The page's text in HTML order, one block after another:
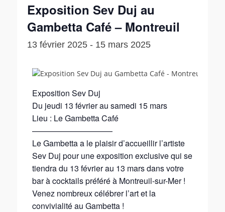
Exposition Sev Duj au
Gambetta Café – Montreuil
13 février 2025 - 15 mars 2025
Exposition Sev Duj
Du jeudi 13 février au samedi 15 mars
Lieu : Le Gambetta Café
——————————
Le Gambetta a le plaisir d’accueillir l’artiste
Sev Duj pour une exposition exclusive qui se
tiendra du 13 février au 13 mars dans votre
bar à cocktails préféré à Montreuil-sur-Mer !
Venez nombreux célébrer l’art et la
convivialité au Gambetta !